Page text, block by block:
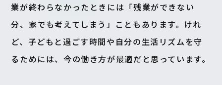
業が終わらなかったときには「残業ができない
分、家でも考えてしまう」こともあります。けれ
ど、子どもと過ごす時間や自分の生活リズムを守
るためには、今の働き方が最適だと思っています。